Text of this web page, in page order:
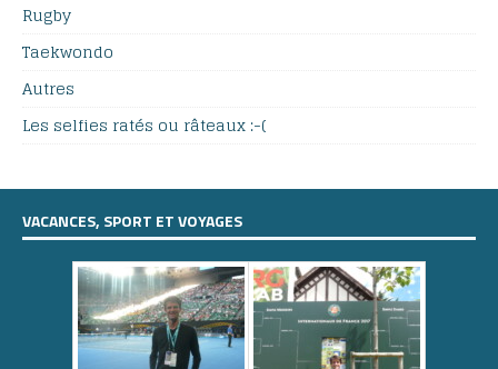
Rugby
Taekwondo
Autres
Les selfies ratés ou râteaux :-(
VACANCES, SPORT ET VOYAGES